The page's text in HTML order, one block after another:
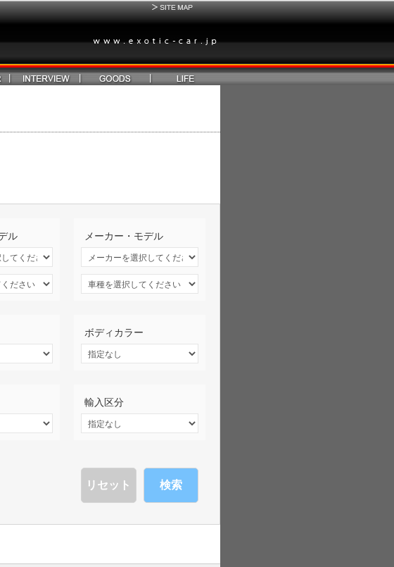
ル メーカー・モデル
ボディカラー
輸入区分
検索